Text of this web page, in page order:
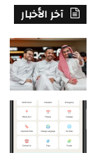
آخر الأخبار